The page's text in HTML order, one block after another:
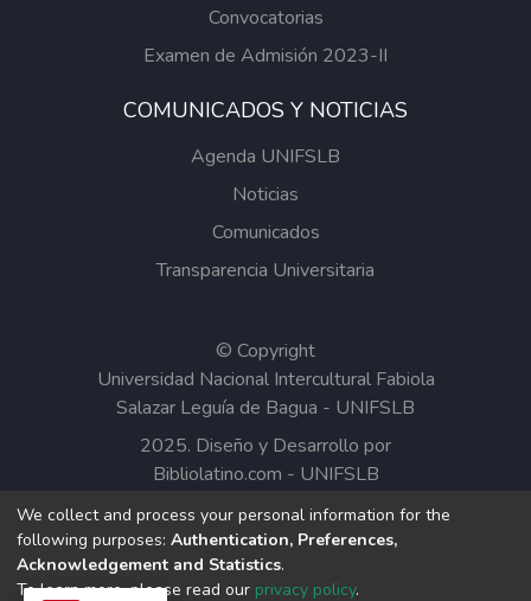
Convocatorias
Examen de Admisión 2023-II
COMUNICADOS Y NOTICIAS
Agenda UNIFSLB
Noticias
Comunicados
Transparencia Universitaria
© Copyright
Universidad Nacional Intercultural Fabiola
Salazar Leguía de Bagua - UNIFSLB
2025. Diseño y Desarrollo por
Bibliolatino.com - UNIFSLB
Todos los contenidos del Repositorio
Institucional de la UNIFSLB están bajo la
Licencia Creative Commons.
We collect and process your personal information for the
following purposes: Authentication, Preferences,
Acknowledgement and Statistics.
To learn more, please read our privacy policy.